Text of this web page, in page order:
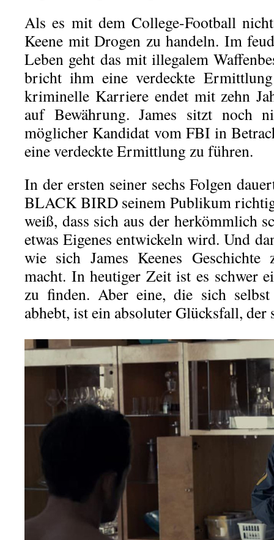
Als es mit dem College-Football
Keene mit Drogen zu handeln. Im
Leben geht das mit illegalem
bricht ihm eine verdeckte
kriminelle Karriere endet mit zehn
auf Bewährung. James sitzt noch
möglicher Kandidat vom FBI in
eine verdeckte Ermittlung zu führen.
In der ersten seiner sechs Folgen
BLACK BIRD seinem Publikum
weiß, dass sich aus der herkömmlich
etwas Eigenes entwickeln wird. Und
wie sich James Keenes Geschichte
macht. In heutiger Zeit ist es schwer
zu finden. Aber eine, die sich
abhebt, ist ein absoluter Glücksfall,